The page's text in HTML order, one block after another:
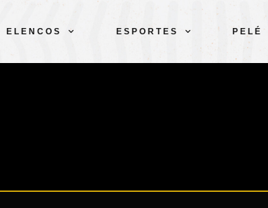
ELENCOS ESPORTES PELÉ